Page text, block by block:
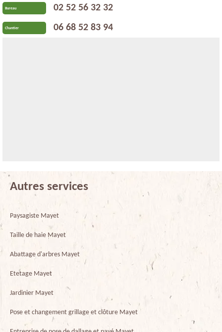
Bureau 02 52 56 32 32
Chantier 06 68 52 83 94
Autres services
Paysagiste Mayet
Taille de haie Mayet
Abattage d'arbres Mayet
Etetage Mayet
Jardinier Mayet
Pose et changement grillage et clôture Mayet